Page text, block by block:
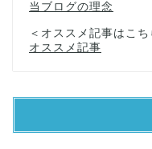
当ブログの理念
＜オススメ記事はこち
オススメ記事